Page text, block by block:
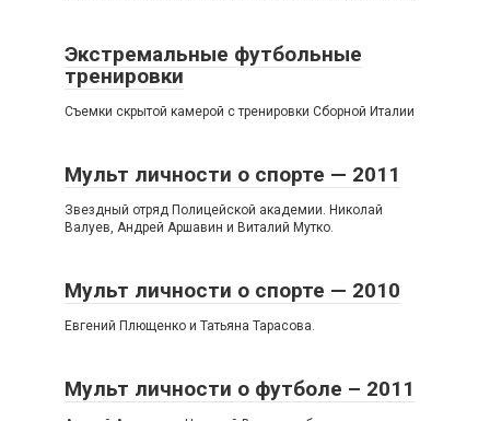
Экстремальные футбольные
тренировки
Съемки скрытой камерой с тренировки Сборной Италии
Мульт личности о спорте — 2011
Звездный отряд Полицейской академии. Николай
Валуев, Андрей Аршавин и Виталий Мутко.
Мульт личности о спорте — 2010
Евгений Плющенко и Татьяна Тарасова.
Мульт личности о футболе – 2011